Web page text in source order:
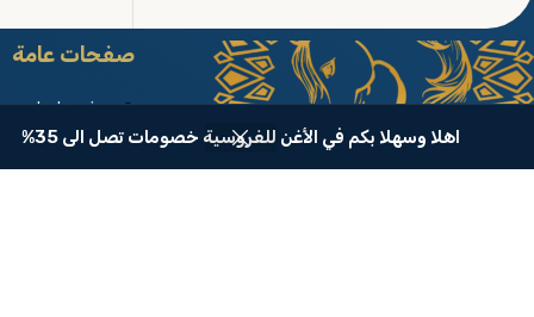
اهلا وسهلا بكم في الأغن للفروسية خصومات تصل الى 35%
الأغن عالم فروسية متكامل
صفحات عامة
تعرف علينا
الشروط
سياسة الإرجاع